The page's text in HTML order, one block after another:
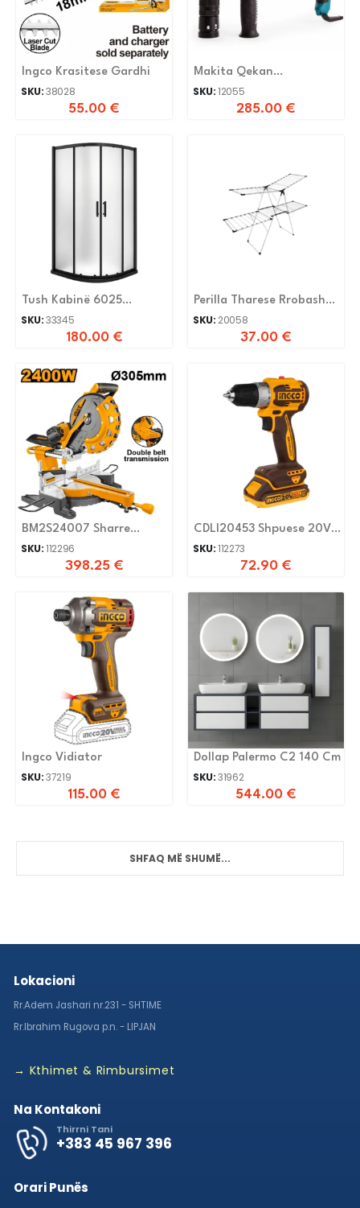
Ingco Krasitese Gardhi
SKU:38028
55.00 €
Makita Qekan
Elektropneumatik
HR2630T
SKU:12055
285.00 €
Tush Kabinë 6025
90x90x195cm 5mm
SKU:33345
180.00 €
Perilla Tharese Rrobash
Twingo Lux Alumini
SKU: 20058
37.00 €
BM2S24007 Sharre
terheqese 2400W 305mm
SKU:112296
398.25 €
CDLI20453 Shpuese 20V
BL 2x bateri 2.0Ah
SKU:112273
72.90 €
Ingco Vidiator
SKU:37219
115.00 €
Dollap Palermo C2 140 Cm
SKU:31962
544.00 €
SHFAQ MË SHUMË...
Lokacioni
Rr.Adem Jashari nr.231 - SHTIME
Rr.Ibrahim Rugova p.n. - LIPJAN
→ Kthimet & Rimbursimet
Na Kontakoni
Thirrni Tani
+383 45 967 396
Orari Punës